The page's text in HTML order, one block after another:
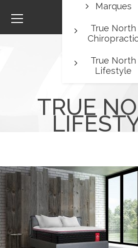
TRUE
Marques
True North
True North
Lifestyle